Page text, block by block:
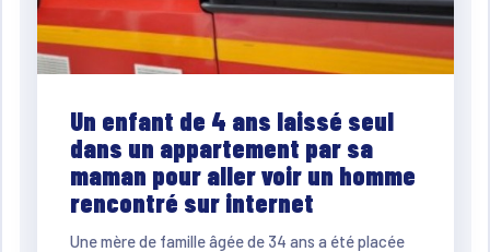
Un enfant de 4 ans laissé seul
dans un appartement par sa
maman pour aller voir un homme
rencontré sur internet
Une mère de famille âgée de 34 ans a été placée